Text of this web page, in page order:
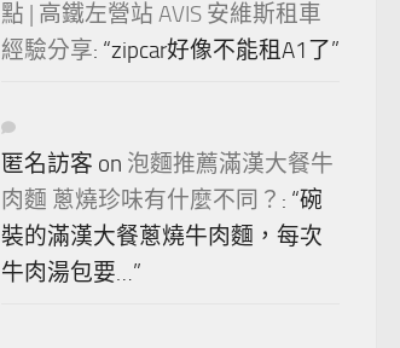
點 | 高鐵左營站 AVIS 安維斯租車
經驗分享: “zipcar好像不能租A1了”
匿名訪客 on 泡麵推薦滿漢大餐牛
肉麵 蔥燒珍味有什麼不同？ : “碗
裝的滿漢大餐蔥燒牛肉麵，每次
牛肉湯包要…”